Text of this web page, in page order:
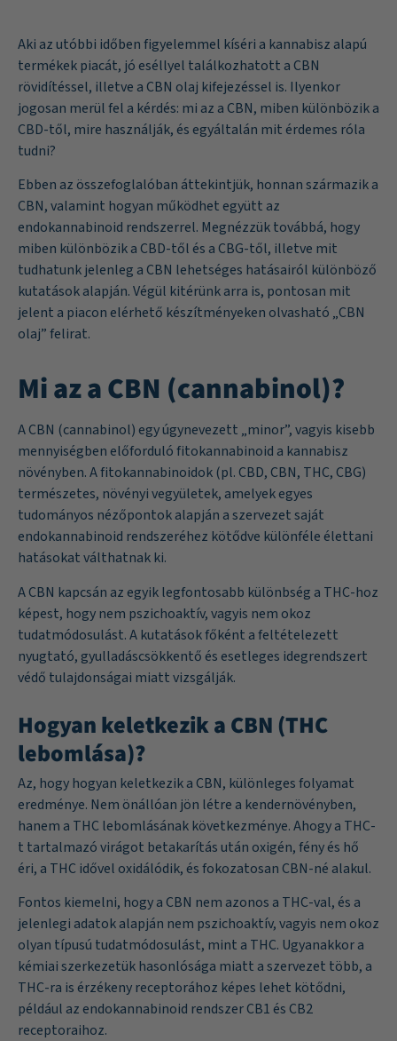
Aki az utóbbi időben figyelemmel kíséri a kannabisz alapú
termékek piacát, jó eséllyel találkozhatott a CBN
rövidítéssel, illetve a CBN olaj kifejezéssel is. Ilyenkor
jogosan merül fel a kérdés: mi az a CBN, miben különbözik a
CBD-től, mire használják, és egyáltalán mit érdemes róla
tudni?
Ebben az összefoglalóban áttekintjük, honnan származik a
CBN, valamint hogyan működhet együtt az
endokannabinoid rendszerrel. Megnézzük továbbá, hogy
miben különbözik a CBD-től és a CBG-től, illetve mit
tudhatunk jelenleg a CBN lehetséges hatásairól különböző
kutatások alapján. Végül kitérünk arra is, pontosan mit
jelent a piacon elérhető készítményeken olvasható „CBN
olaj” felirat.
Mi az a CBN (cannabinol)?
A CBN (cannabinol) egy úgynevezett „minor”, vagyis kisebb
mennyiségben előforduló fitokannabinoid a kannabisz
növényben. A fitokannabinoidok (pl. CBD, CBN, THC, CBG)
természetes, növényi vegyületek, amelyek egyes
tudományos nézőpontok alapján a szervezet saját
endokannabinoid rendszeréhez kötődve különféle élettani
hatásokat válthatnak ki.
A CBN kapcsán az egyik legfontosabb különbség a THC-hoz
képest, hogy nem pszichoaktív, vagyis nem okoz
tudatmódosulást. A kutatások főként a feltételezett
nyugtató, gyulladáscsökkentő és esetleges idegrendszert
védő tulajdonságai miatt vizsgálják.
Hogyan keletkezik a CBN (THC
lebomlása)?
Az, hogy hogyan keletkezik a CBN, különleges folyamat
eredménye. Nem önállóan jön létre a kendernövényben,
hanem a THC lebomlásának következménye. Ahogy a THC-
t tartalmazó virágot betakarítás után oxigén, fény és hő
éri, a THC idővel oxidálódik, és fokozatosan CBN-né alakul.
Fontos kiemelni, hogy a CBN nem azonos a THC-val, és a
jelenlegi adatok alapján nem pszichoaktív, vagyis nem okoz
olyan típusú tudatmódosulást, mint a THC. Ugyanakkor a
kémiai szerkezetük hasonlósága miatt a szervezet több, a
THC-ra is érzékeny receptorához képes lehet kötődni,
például az endokannabinoid rendszer CB1 és CB2
receptoraihoz.